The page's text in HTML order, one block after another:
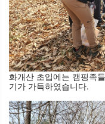
화개산 초입에는 캠핑족
기가 가득하였습니다.